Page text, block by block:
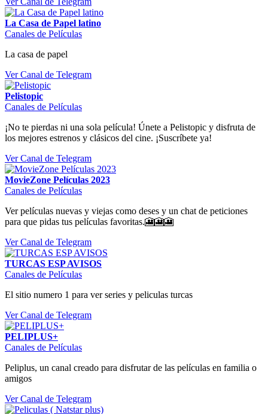
La Casa de Papel latino
Canales de Películas
La casa de papel
Ver Canal de Telegram
Pelistopic
Canales de Películas
¡No te pierdas ni una sola película! Únete a Pelistopic y disfruta de
los mejores estrenos y clásicos del cine. ¡Suscríbete ya!
Ver Canal de Telegram
MovieZone Películas 2023
Canales de Películas
Ver películas nuevas y viejas como deses y un chat de peticiones
para que pidas tus películas favoritas.🎦🎦🎦
Ver Canal de Telegram
TURCAS ESP AVISOS
Canales de Películas
El sitio numero 1 para ver series y peliculas turcas
Ver Canal de Telegram
PELIPLUS+
Canales de Películas
Peliplus, un canal creado para disfrutar de las películas en familia o
amigos
Ver Canal de Telegram